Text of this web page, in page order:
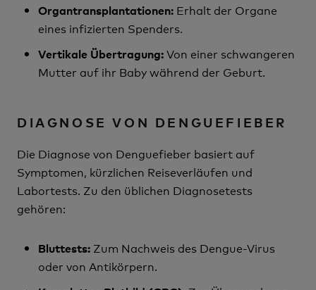
Organtransplantationen: Erhalt der Organe
eines infizierten Spenders.
Vertikale Übertragung:Von einer schwangeren
Mutter auf ihr Baby während der Geburt.
DIAGNOSE VON DENGUEFIEBER
Die Diagnose von Denguefieber basiert auf
Symptomen, kürzlichen Reiseverläufen und
Labortests. Zu den üblichen Diagnosetests
gehören:
Bluttests: Zum Nachweis des Dengue-Virus
oder von Antikörpern.